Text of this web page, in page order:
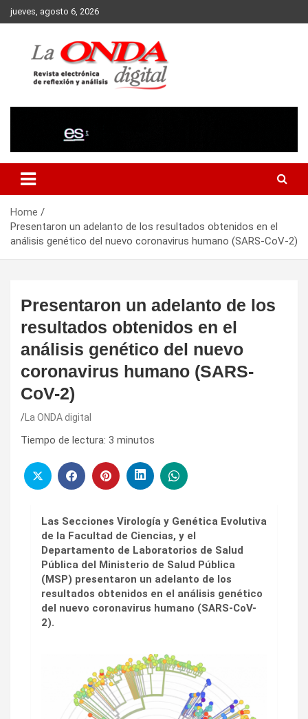
Skip
to
jueves, agosto 6, 2026
Home
Presentaron un adelanto de los resultados obtenidos en el
análisis genético del nuevo coronavirus humano (SARS-CoV-2)
Presentaron un adelanto de los
resultados obtenidos en el
análisis genético del nuevo
coronavirus humano (SARS-
CoV-2)
La ONDA digital
Tiempo de lectura: 3 minutos
Las Secciones Virología y Genética Evolutiva
de la Facultad de Ciencias, y el
Departamento de Laboratorios de Salud
Pública del Ministerio de Salud Pública
(MSP) presentaron un adelanto de los
resultados obtenidos en el análisis genético
del nuevo coronavirus humano (SARS-CoV-
2).